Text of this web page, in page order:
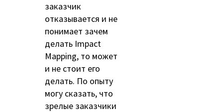
заказчик
отказывается и не
понимает зачем
делать Impact
Mapping, то может
и не стоит его
делать. По опыту
могу сказать, что
зрелые заказчики